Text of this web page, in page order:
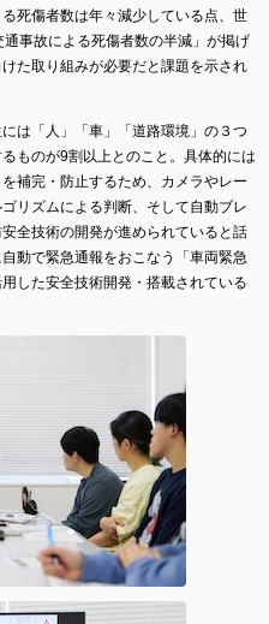
死傷者数は年々減少している点、世
事故による死傷者数の半減」が掲げ
た取り組みが必要だと課題を示され
は「人」「車」「道路環境」の３つ
ものが9割以上とのこと。具体的には
補完・防止するため、カメラやレー
リズムによる判断、そして自動ブレ
全技術の開発が進められていると話
動で緊急通報をおこなう「車両緊急
した安全技術開発・搭載されている